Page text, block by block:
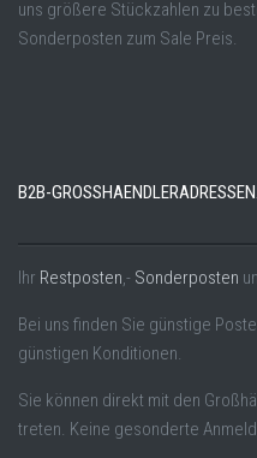
uns größere Stückzahlen zu
Sonderposten zum Sale Preis.
B2B-
Ihr Restposten,- Sonderposten
Bei uns finden Sie günstige
günstigen Konditionen.
Sie können direkt mit den
treten. Keine gesonderte